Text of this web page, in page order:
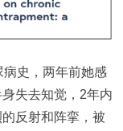
史，两年前她感
失去知觉，2年内
反射和阵挛，被